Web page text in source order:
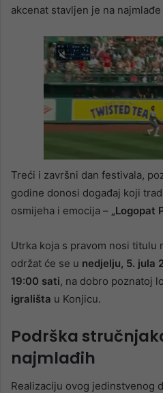
akcenat stavljen je na
Treći i završni dan festivala,
godine donosi događaj koji
osmijeha i emocija – „Logopat
Utrka koja s pravom nosi titulu
održat će se u nedjelju, 5. jula
19:00 sati, na dobro poznatoj
igrališta u Konjicu.
Podrška
najmlađih
Realizaciju ovog jedinstvenog